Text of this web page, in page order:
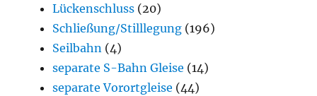
Lückenschluss (20)
Schließung/Stilllegung (196)
Seilbahn (4)
separate S-Bahn Gleise (14)
separate Vorortgleise (44)